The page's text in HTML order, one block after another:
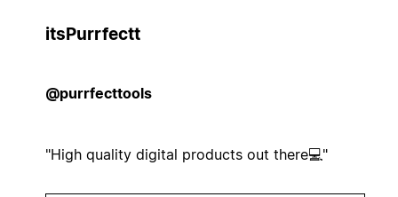
itsPurrfectt
@purrfecttools
"High quality digital products out there💻"